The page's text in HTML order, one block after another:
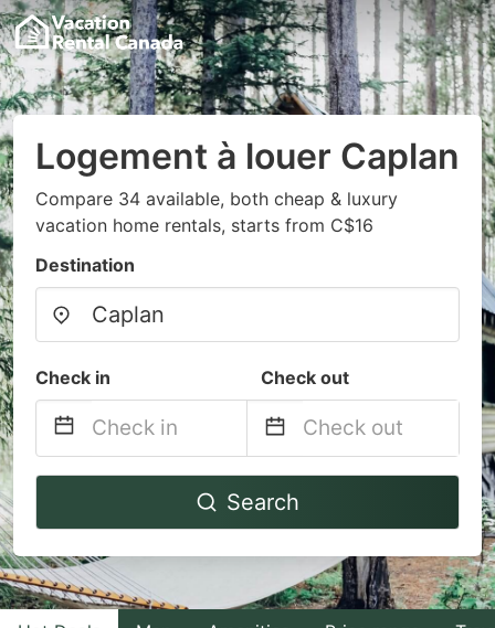
Logement à louer Caplan
Compare 34 available, both cheap & luxury
vacation home rentals, starts from C$16
Destination
Check in Check out
Navigate
to
interact
with
Navigate
to
interact
with
Search